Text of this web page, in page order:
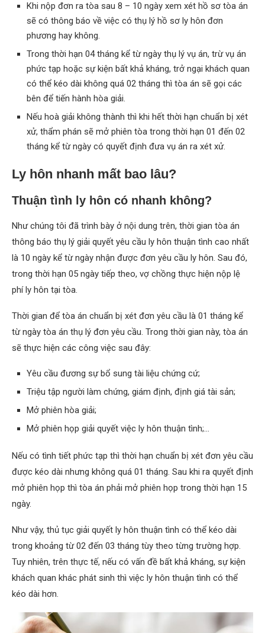
Khi nộp đơn ra tòa sau 8 – 10 ngày xem xét hồ sơ tòa án
sẽ có thông báo về việc có thụ lý hồ sơ ly hôn đơn
phương hay không.
Trong thời hạn 04 tháng kể từ ngày thụ lý vụ án, trừ vụ án
phức tạp hoặc sự kiện bất khả kháng, trở ngại khách quan
có thể kéo dài không quá 02 tháng thì tòa án sẽ gọi các
bên để tiến hành hòa giải.
Nếu hoà giải không thành thì khi hết thời hạn chuẩn bị xét
xử, thẩm phán sẽ mở phiên tòa trong thời hạn 01 đến 02
tháng kể từ ngày có quyết định đưa vụ án ra xét xử.
Ly hôn nhanh mất bao lâu?
Thuận tình ly hôn có nhanh không?
Như chúng tôi đã trình bày ở nội dung trên, thời gian tòa án
thông báo thụ lý giải quyết yêu cầu ly hôn thuận tình cao nhất
là 10 ngày kể từ ngày nhận được đơn yêu cầu ly hôn. Sau đó,
trong thời hạn 05 ngày tiếp theo, vợ chồng thực hiện nộp lệ
phí ly hôn tại tòa.
Thời gian để tòa án chuẩn bị xét đơn yêu cầu là 01 tháng kể
từ ngày tòa án thụ lý đơn yêu cầu. Trong thời gian này, tòa án
sẽ thực hiện các công việc sau đây:
Yêu cầu đương sự bổ sung tài liệu chứng cứ;
Triệu tập người làm chứng, giám định, định giá tài sản;
Mở phiên hòa giải;
Mở phiên họp giải quyết việc ly hôn thuận tình;…
Nếu có tình tiết phức tạp thì thời hạn chuẩn bị xét đơn yêu cầu
được kéo dài nhưng không quá 01 tháng. Sau khi ra quyết định
mở phiên họp thì tòa án phải mở phiên họp trong thời hạn 15
ngày.
Như vậy, thủ tục giải quyết ly hôn thuận tình có thể kéo dài
trong khoảng từ 02 đến 03 tháng tùy theo từng trường hợp.
Tuy nhiên, trên thực tế, nếu có vấn đề bất khả kháng, sự kiện
khách quan khác phát sinh thì việc ly hôn thuận tình có thể
kéo dài hơn.